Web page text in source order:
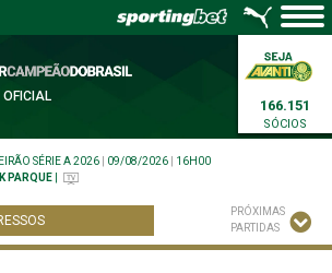
OFICIAL
166.151
SÓCIOS
SÉRIE A 2026 09/08/2026
16H00
PARQUE
PRÓXIMAS
PARTIDAS